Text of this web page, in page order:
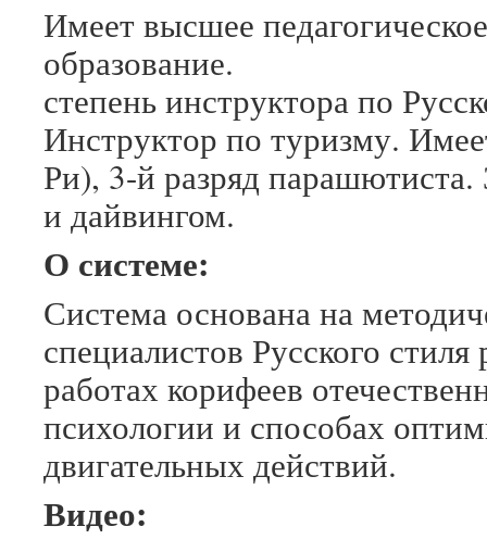
Имеет высшее
образование.
степень инструктора по
Инструктор по туризму.
Ри), 3-й разряд парашютиста.
и дайвингом.
О системе:
Система основана на
специалистов Русского
работах корифеев
психологии и способах
двигательных действий.
Видео: